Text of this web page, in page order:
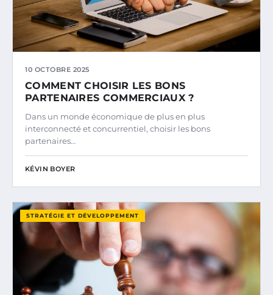
10 OCTOBRE 2025
COMMENT CHOISIR LES BONS
PARTENAIRES COMMERCIAUX ?
Dans un monde économique de plus en plus
interconnecté et concurrentiel, choisir les bons
partenaires…
KÉVIN BOYER
STRATÉGIE ET DÉVELOPPEMENT